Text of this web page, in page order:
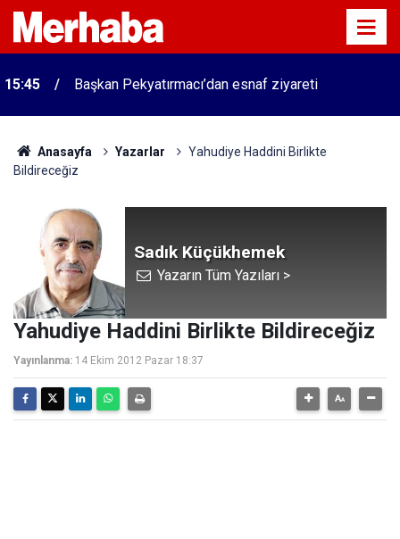
15:45 Başkan Pekyatırmacı’dan esnaf ziyareti
Anasayfa Yazarlar
Yahudiye Haddini Birlikte
Bildireceğiz
Sadık Küçükhemek
Yazarın Tüm Yazıları >
Yahudiye Haddini Birlikte Bildireceğiz
Yayınlanma: 14 Ekim 2012 Pazar 18:37